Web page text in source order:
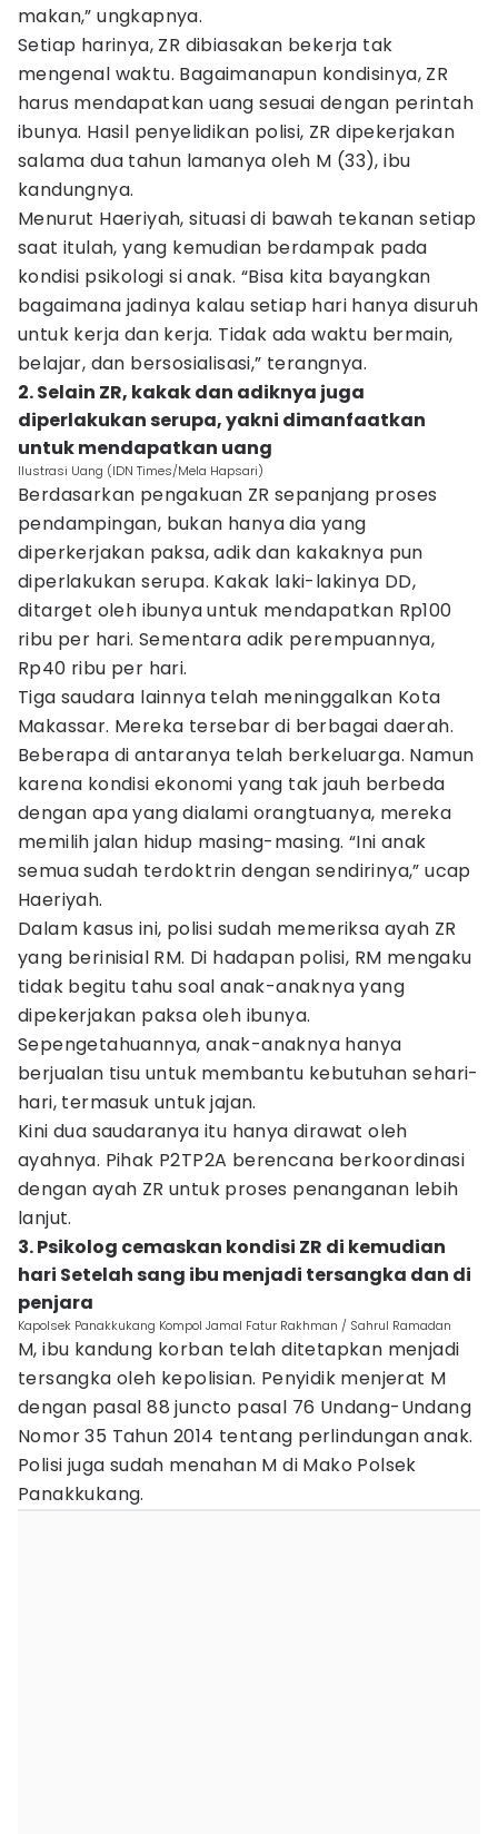
makan,” ungkapnya.
Setiap harinya, ZR dibiasakan bekerja tak
mengenal waktu. Bagaimanapun kondisinya, ZR
harus mendapatkan uang sesuai dengan perintah
ibunya. Hasil penyelidikan polisi, ZR dipekerjakan
salama dua tahun lamanya oleh M (33), ibu
kandungnya.
Menurut Haeriyah, situasi di bawah tekanan setiap
saat itulah, yang kemudian berdampak pada
kondisi psikologi si anak. “Bisa kita bayangkan
bagaimana jadinya kalau setiap hari hanya disuruh
untuk kerja dan kerja. Tidak ada waktu bermain,
belajar, dan bersosialisasi,” terangnya.
2. Selain ZR, kakak dan adiknya juga
diperlakukan serupa, yakni dimanfaatkan
untuk mendapatkan uang
Ilustrasi Uang (IDN Times/Mela Hapsari)
Berdasarkan pengakuan ZR sepanjang proses
pendampingan, bukan hanya dia yang
diperkerjakan paksa, adik dan kakaknya pun
diperlakukan serupa. Kakak laki-lakinya DD,
ditarget oleh ibunya untuk mendapatkan Rp100
ribu per hari. Sementara adik perempuannya,
Rp40 ribu per hari.
Tiga saudara lainnya telah meninggalkan Kota
Makassar. Mereka tersebar di berbagai daerah.
Beberapa di antaranya telah berkeluarga. Namun
karena kondisi ekonomi yang tak jauh berbeda
dengan apa yang dialami orangtuanya, mereka
memilih jalan hidup masing-masing. “Ini anak
semua sudah terdoktrin dengan sendirinya,” ucap
Haeriyah.
Dalam kasus ini, polisi sudah memeriksa ayah ZR
yang berinisial RM. Di hadapan polisi, RM mengaku
tidak begitu tahu soal anak-anaknya yang
dipekerjakan paksa oleh ibunya.
Sepengetahuannya, anak-anaknya hanya
berjualan tisu untuk membantu kebutuhan sehari-
hari, termasuk untuk jajan.
Kini dua saudaranya itu hanya dirawat oleh
ayahnya. Pihak P2TP2A berencana berkoordinasi
dengan ayah ZR untuk proses penanganan lebih
lanjut.
3. Psikolog cemaskan kondisi ZR di kemudian
hari Setelah sang ibu menjadi tersangka dan di
penjara
Kapolsek Panakkukang Kompol Jamal Fatur Rakhman / Sahrul Ramadan
M, ibu kandung korban telah ditetapkan menjadi
tersangka oleh kepolisian. Penyidik menjerat M
dengan pasal 88 juncto pasal 76 Undang-Undang
Nomor 35 Tahun 2014 tentang perlindungan anak.
Polisi juga sudah menahan M di Mako Polsek
Panakkukang.